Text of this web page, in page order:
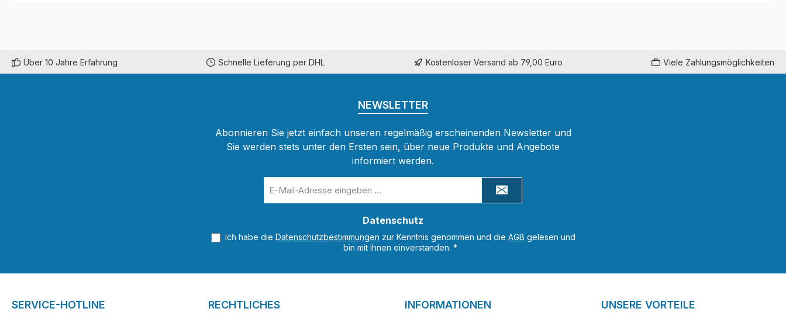
Über 10 Jahre Erfahrung Schnelle Lieferung per DHL Kostenloser Versand ab 79,00 Euro Viele Zahlungsmöglichkeiten
NEWSLETTER
Abonnieren Sie jetzt einfach unseren regelmäßig erscheinenden Newsletter und
Sie werden stets unter den Ersten sein, über neue Produkte und Angebote
informiert werden.
Mail-
Datenschutz
Ich habe die Datenschutzbestimmungen zur Kenntnis genommen und die AGB gelesen und
bin mit ihnen einverstanden. *
SERVICE-HOTLINE RECHTLICHES INFORMATIONEN UNSERE VORTEILE